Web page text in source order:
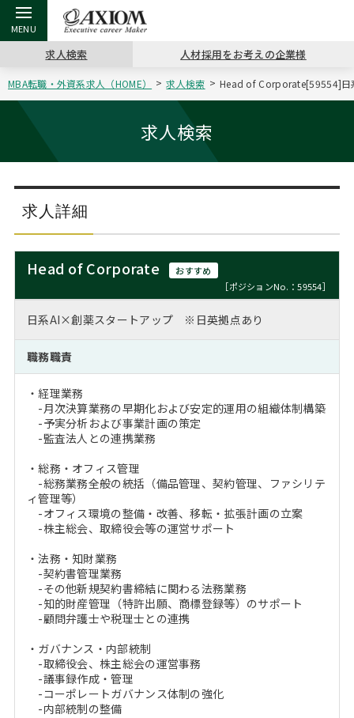
戻る
アクシアムの特長
戻る
コンサ
サービス案内
戻る
キャリ
コンサルタントの紹介
戻る
キャリア支援 TOP
キャリアデザイン講座
（最新求人市場動向）
戻る
MBAの
おわり
ステージ別アドバイス
MBAの転職事例
MBAからのFAQ
MBA留学生数の推移
戻る
日本か
MBAを生かす求人特集
戻る
転職ツール TOP
英文レジュメの書き方
戻る
パワー
職務経歴書の書き方
外資系／面接攻略のコツ
戻る
転職コラム TOP
“展”職相談室
転職市場の明日をよめ
キャリアに効く一冊
注目企業インタビュー
戻る
イベント・セミナー TOP
ジョブフェア
キャリアデザインセミナー
プロ経営者の特別セミナー
Career Talk Live
MBA NETWORKING
戻る
会社概要 TOP
沿革
主なクライアント
パブリシティ
ニュースリリース
求人検索 人材採用をお考えの企業様
MBA転職・外資系求人（HOME） 求人検索 Head of Corporate[59554]
求人検索
求人詳細
Head of Corporate
おすすめ
［ポジションNo.：59554］
日系AI×創薬スタートアップ ※日英拠点あり
職務職責
・経理業務
-月次決算業務の早期化および安定的運用の組織体制構築
-予実分析および事業計画の策定
-監査法人との連携業務
・総務・オフィス管理
-総務業務全般の統括（備品管理、契約管理、ファシリテ
ィ管理等）
-オフィス環境の整備・改善、移転・拡張計画の立案
-株主総会、取締役会等の運営サポート
・法務・知財業務
-契約書管理業務
-その他新規契約書締結に関わる法務業務
-知的財産管理（特許出願、商標登録等）のサポート
-顧問弁護士や税理士との連携
・ガバナンス・内部統制
-取締役会、株主総会の運営事務
-議事録作成・管理
-コーポレートガバナンス体制の強化
-内部統制の整備